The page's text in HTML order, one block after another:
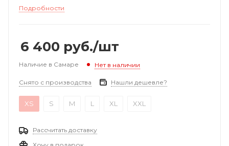
Подробности
6 400 руб./шт
Наличие в Самаре Нет в наличии
Снято с производства Нашли дешевле?
XS S M L XL XXL
Рассчитать доставку